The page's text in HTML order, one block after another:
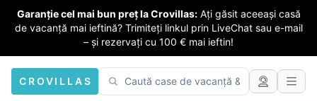
Garanție cel mai bun preț la Crovillas: Ați găsit aceeași casă
de vacanță mai ieftină? Trimiteți linkul prin LiveChat sau e-mail
– și rezervați cu 100 € mai ieftin!
CROVILLAS